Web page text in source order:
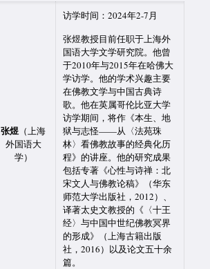
张煜 （上海
外国语大
学）
访学时间：2024年2-7月
张煜教授目前任职于上海外
国语大学文学研究院。他曾
于2010年与2015年在哈佛大
学访学。他的学术兴趣主要
在佛教文学与中国古典诗
歌。他在英属哥伦比亚大学
访学期间，将作《本生、地
狱与志怪——从〈法苑珠
林〉看佛教故事的经典化历
程》的讲座。他的研究成果
包括专著《心性与诗禅：北
宋文人与佛教论稿》（华东
师范大学出版社，2012）、
译著太史文教授的《〈十王
经〉与中国中世纪佛教冥界
的形成》（上海古籍出版
社，2016）以及论文五十余
篇。